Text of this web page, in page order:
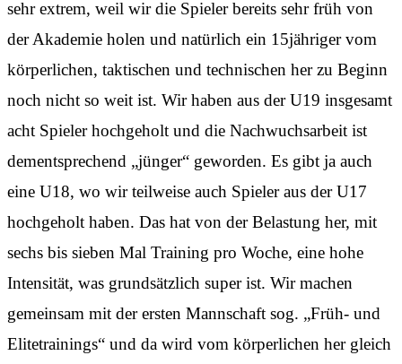
sehr extrem, weil wir die Spieler bereits sehr früh von
der Akademie holen und natürlich ein 15jähriger vom
körperlichen, taktischen und technischen her zu Beginn
noch nicht so weit ist. Wir haben aus der U19 insgesamt
acht Spieler hochgeholt und die Nachwuchsarbeit ist
dementsprechend „jünger“ geworden. Es gibt ja auch
eine U18, wo wir teilweise auch Spieler aus der U17
hochgeholt haben. Das hat von der Belastung her, mit
sechs bis sieben Mal Training pro Woche, eine hohe
Intensität, was grundsätzlich super ist. Wir machen
gemeinsam mit der ersten Mannschaft sog. „Früh- und
Elitetrainings“ und da wird vom körperlichen her gleich